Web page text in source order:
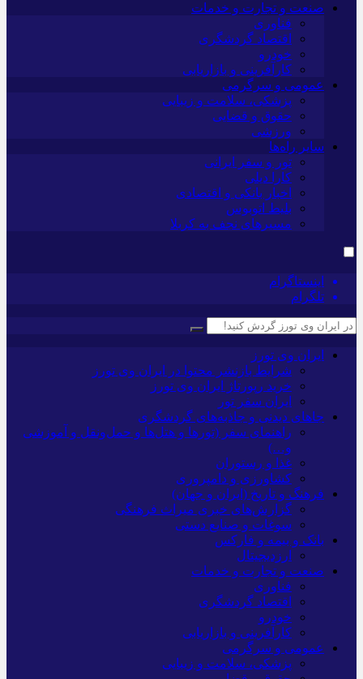
صنعت و تجارت و خدمات
فناوری
اقتصاد گردشگری
خودرو
کارآفرینی و بازاریابی
عمومی و سرگرمی
پزشکی، سلامت و زیبایی
حقوق و قضایی
ورزشی
سایر راه‌ها
تور و سفر ایرانی
کارا دیلی
اخبار بانکی و اقتصادی
بلیط اتوبوس
مسیرهای نجف به کربلا
اینستاگرام
تلگرام
ایران وی تورز
شرایط بازنشر محتوا در ایران وی تورز
خرید رپورتاژ ایران وی تورز
ایران سفر تور
جاهای دیدنی و جاذبه‌های گردشگری
راهنمای سفر (تورها و هتل‌ها و حمل‌و‌نقل و آموزشی
و…)
غذا و رستوران
کشاورزی و دامپروری
فرهنگ و تاریخ (ایران و جهان)
گزارش‌های خبری میراث فرهنگی
سوغات و صنایع دستی
بانک و بیمه و فارکس
ارزدیجیتال
صنعت و تجارت و خدمات
فناوری
اقتصاد گردشگری
خودرو
کارآفرینی و بازاریابی
عمومی و سرگرمی
پزشکی، سلامت و زیبایی